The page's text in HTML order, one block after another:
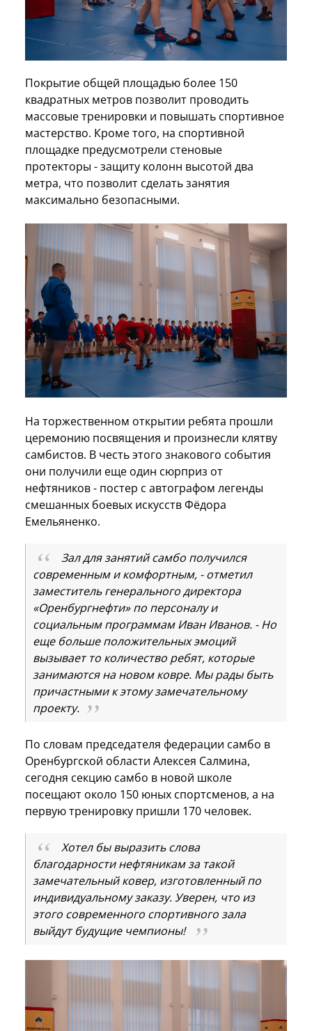
Покрытие общей площадью более 150
квадратных метров позволит проводить
массовые тренировки и повышать спортивное
мастерство. Кроме того, на спортивной
площадке предусмотрели стеновые
протекторы - защиту колонн высотой два
метра, что позволит сделать занятия
максимально безопасными.
На торжественном открытии ребята прошли
церемонию посвящения и произнесли клятву
самбистов. В честь этого знакового события
они получили еще один сюрприз от
нефтяников - постер с автографом легенды
смешанных боевых искусств Фёдора
Емельяненко.
Зал для занятий самбо получился
современным и комфортным, - отметил
заместитель генерального директора
«Оренбургнефти» по персоналу и
социальным программам Иван Иванов. - Но
еще больше положительных эмоций
вызывает то количество ребят, которые
занимаются на новом ковре. Мы рады быть
причастными к этому замечательному
проекту.
По словам председателя федерации самбо в
Оренбургской области Алексея Салмина,
сегодня секцию самбо в новой школе
посещают около 150 юных спортсменов, а на
первую тренировку пришли 170 человек.
Хотел бы выразить слова
благодарности нефтяникам за такой
замечательный ковер, изготовленный по
индивидуальному заказу. Уверен, что из
этого современного спортивного зала
выйдут будущие чемпионы!